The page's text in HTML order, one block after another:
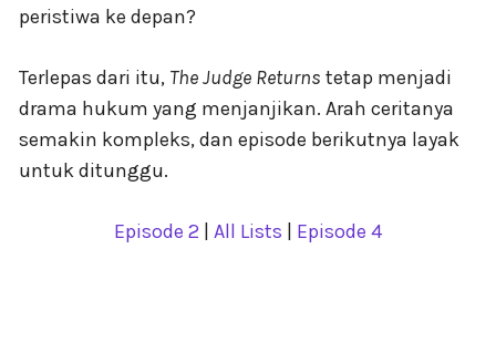
peristiwa ke depan?
Terlepas dari itu, The Judge Returns tetap menjadi
drama hukum yang menjanjikan. Arah ceritanya
semakin kompleks, dan episode berikutnya layak
untuk ditunggu.
Episode 2 All Lists Episode 4